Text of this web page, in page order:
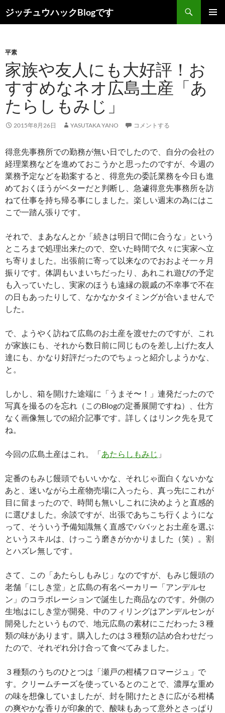
ン
ツ
へ
ス
ッ
プ
ジッチュウハックBlogです
索
平素
家族や友人にも大好評！お
すすめなネオ広島土産「あ
たらしもみじ」
2015年8月26日 YASUTAKA YANO コメントする
得意先事務所での勤務が無い日でしたので、自分の会社の
経理業務などを進めておこうかと思ったのですが、今週の
業務予定などを勘案すると、得意先の委託業務を今日も進
めておくほうがベターだと判断し、急遽得意先事務所を訪
ねて仕事を持ち帰る事にしました。楽しい週末の為にはこ
こで一踏ん張りです。
それで、まあなんとか「続きは明日で間に合うな」という
ところまで処理出来たので、空いた時間で久々に実家へ立
ち寄りました。出張前に寄って以来なのでおおよそ一ヶ月
振りです。体調もいまいちだったり、あれこれ遊びの予定
も入っていたし、実家のほうも遠縁の親戚の不幸事で不在
の日もあったりして、なかなかタイミングが合いませんで
した。
で、ようやく訪ねて広島のお土産を渡せたのですが、これ
が家族にも、それから数日前に同じものを差し上げた友人
達にも、かなり好評だったのでちょっと紹介しようかな、
と。
しかし、箱を開けた途端に「うまそ〜！」連発だったので
写真を撮るのを忘れ（このBlogの定番展開ですね）、仕方
なく画像無しでの紹介記事です。詳しくはリンク先を見て
ね。
今回の広島土産はこれ。「あたらしもみじ 」
定番のもみじ饅頭でもいいかな、それじゃ面白くないかな
あと、迷いながら土産物売場に入ったら、真っ先にこれが
目に留まったので、時間も無いしこれに決めようと直感的
に選びました。余談ですが、出張であちこち行くようにな
って、そういう予備知識無く直感でババッとお土産を選ぶ
というスキルは、けっこう磨きがかかりました（笑）。割
とハズレ無しです。
さて、この「あたらしもみじ」なのですが、もみじ饅頭の
老舗「にしき堂」と広島の有名ベーカリー「アンデルセ
ン」のコラボレーションで誕生した商品なのです。外側の
生地はにしき堂が開発、中のフィリングはアンデルセンが
開発したというもので、地元広島の素材にこだわった３種
類の味があります。購入したのは３種類の詰め合わせだっ
たので、それぞれ分け合って食べてみました。
３種類のうちのひとつは「瀬戸の柑橘フロマージュ」で
す。クリームチーズを使っているとのことで、濃厚な重め
の味を想像していましたが、封を開けたときに広がる柑橘
の爽やかな香りが印象的で、酸味もあって意外とさっぱり